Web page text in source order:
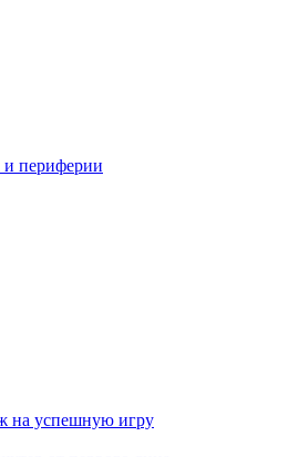
на успешную игру